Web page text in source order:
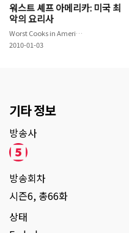
워스트 셰프 아메리카: 미국 최
악의 요리사
Worst Cooks in America
2010-01-03
기타 정보
방송사
방송회차
시즌6, 총66화
상태